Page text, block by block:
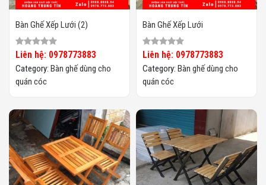
Bàn Ghế Xếp Lưới (2)
Liên hệ: 0978773883
Category: Bàn ghế dùng cho
quán cóc
Bàn Ghế Xếp Lưới
Liên hệ: 0978773883
Category: Bàn ghế dùng cho
quán cóc